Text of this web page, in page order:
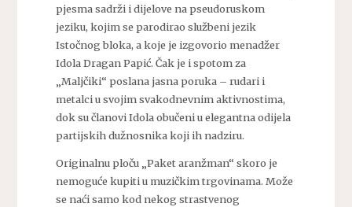
pjesma sadrži i dijelove na pseudoruskom
jeziku, kojim se parodirao službeni jezik
Istočnog bloka, a koje je izgovorio menadžer
Idola Dragan Papić. Čak je i spotom za
„Maljčiki“ poslana jasna poruka – rudari i
metalci u svojim svakodnevnim aktivnostima,
dok su članovi Idola obučeni u elegantna odijela
partijskih dužnosnika koji ih nadziru.
Originalnu ploču „Paket aranžman“ skoro je
nemoguće kupiti u muzičkim trgovinama. Može
se naći samo kod nekog strastvenog